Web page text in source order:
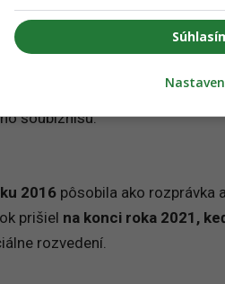
len minimálne, no
Kuchařovou
. Dvojica sa veľmi
šoubiznisu.
2016 pôsobila ako rozprávka
prišiel na konci roka 2021,
rozvedení.